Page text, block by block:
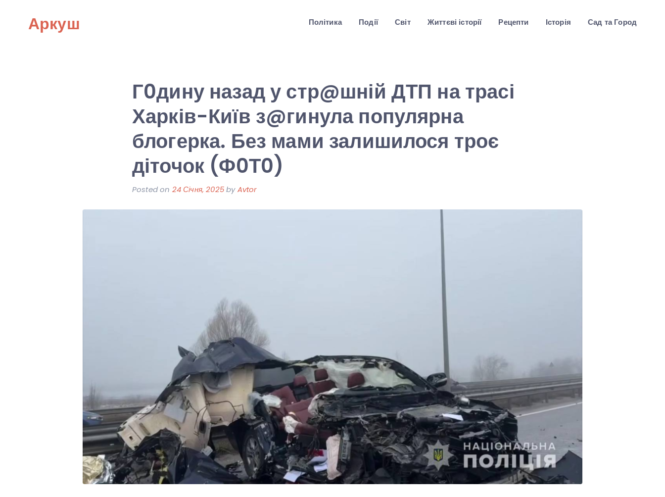
Аркуш Політика Події Світ Життєві історії Рецепти Історія Сад та Город
Г0дину назад у стр@шній ДТП на трасі
Харків-Київ з@гинула популярна
блогерка. Без мами залишилося троє
діточок (Ф0Т0)
Posted on 24 Січня, 2025byAvtor